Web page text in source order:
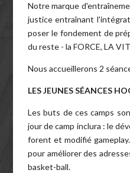
Notre marque
justice entraînant
poser le fondement de
du reste - la FORCE, LA
Nous accueillerons 2
LES JEUNES SÉANCES
Les buts de ces camps
jour de camp inclura : le
forent et modifié
pour améliorer des
basket-ball.